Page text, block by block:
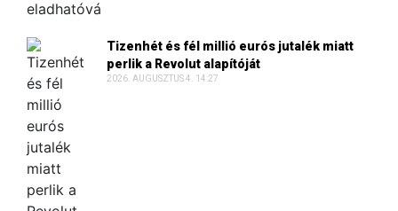
Tizenhét és fél millió eurós jutalék miatt
perlik a Revolut alapítóját
2026. AUGUSZTUS 4. 14:27